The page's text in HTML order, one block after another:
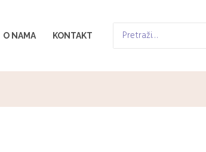
O NAMA KONTAKT
Search